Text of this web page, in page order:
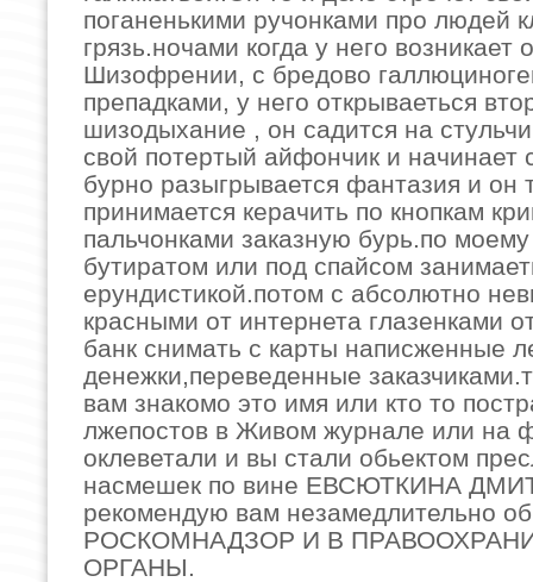
поганенькими ручонками про людей
грязь.ночами когда у него возникает
Шизофрении, с бредово
препадками, у него открываеться
шизодыхание , он садится на
свой потертый айфончик и начинает
бурно разыгрывается фантазия и он
принимается керачить по кнопкам
пальчонками заказную бурь.по
бутиратом или под спайсом
ерундистикой.потом с абсолютно
красными от интернета глазенками
банк снимать с карты написженные
денежки,переведенные
вам знакомо это имя или кто то
лжепостов в Живом журнале или на
оклеветали и вы стали обьектом
насмешек по вине ЕВСЮТКИНА
рекомендую вам незамедлительно
РОСКОМНАДЗОР И В
ОРГАНЫ.